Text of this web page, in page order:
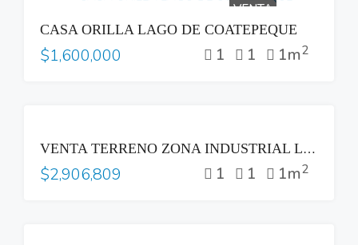
VENTA
CASA ORILLA LAGO DE COATEPEQUE
$1,600,000 1 1 1m2
VENTA TERRENO ZONA INDUSTRIAL LOURDES COLON
$2,906,809 1 1 1m2